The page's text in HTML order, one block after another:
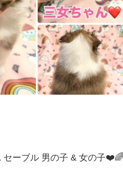
セーブル 男の子 & 女の子❤️🌈